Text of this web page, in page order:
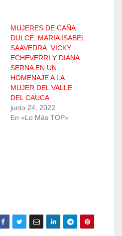
MUJERES DE CAÑA
DULCE, MARIA ISABEL
SAAVEDRA, VICKY
ECHEVERRI Y DIANA
SERNA EN UN
HOMENAJE A LA
MUJER DEL VALLE
DEL CAUCA
junio 24, 2022
En «Lo Más TOP»